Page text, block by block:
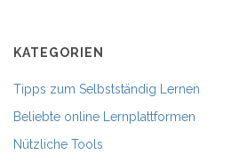
KATEGORIEN
Tipps zum Selbstständig Lernen
Beliebte online Lernplattformen
Nützliche Tools